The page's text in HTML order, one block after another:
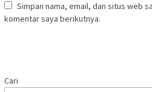
Simpan nama, email, dan situs web
komentar saya berikutnya.
Cari